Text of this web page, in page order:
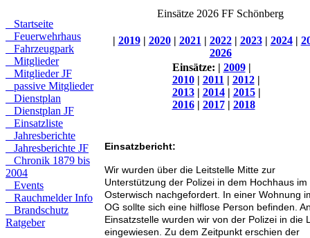
Startseite
Feuerwehrhaus
Fahrzeugpark
Mitglieder
Mitglieder JF
passive Mitglieder
Dienstplan
Dienstplan JF
Einsatzliste
Jahresberichte
Jahresberichte JF
Chronik 1879 bis
2004
Events
Rauchmelder Info
Brandschutz
Ratgeber
Einsätze 2026 FF Schönberg
| 2019| 2020| 2021 | 2022| 2023| 2024|
2026
Einsätze: | 2009|
2010| 2011 | 2012|
2013| 2014| 2015|
2016| 2017| 2018
Einsatzbericht:
Wir wurden über die Leitstelle Mitte zur
Unterstützung der Polizei in dem Hochhaus im
Osterwisch nachgefordert. In einer Wohnung
OG sollte sich eine hilflose Person befinden.
Einsatzstelle wurden wir von der Polizei in die
eingewiesen. Zu dem Zeitpunkt erschien der